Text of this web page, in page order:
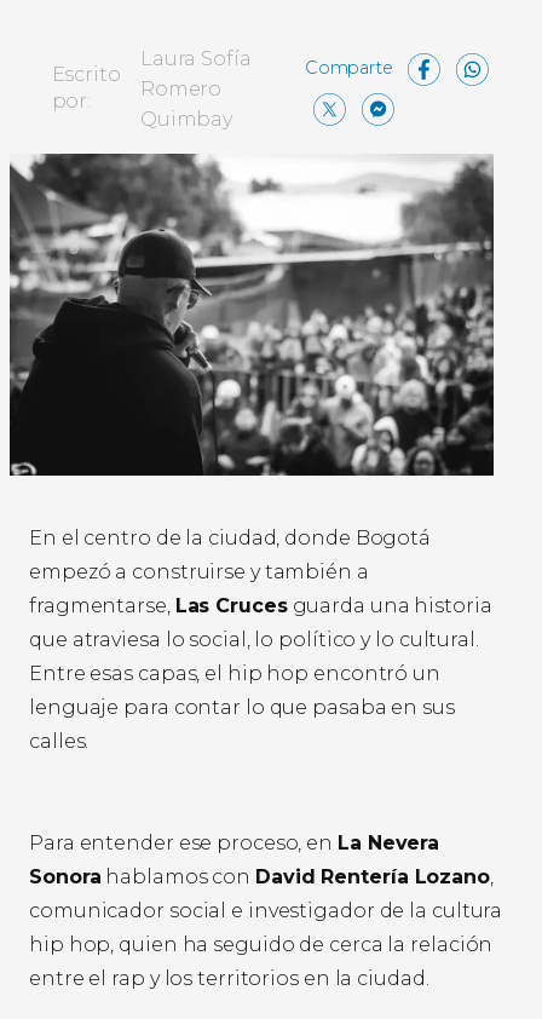
Escrito
por:
Laura Sofía
Romero
Quimbay
X
En el centro de la ciudad, donde Bogotá
empezó a construirse y también a
fragmentarse, Las Crucesguarda una historia
que atraviesa lo social, lo político y lo cultural.
Entre esas capas, el hip hop encontró un
lenguaje para contar lo que pasaba en sus
calles.
Para entender ese proceso, en La Nevera
Sonora hablamos con David Rentería Lozano,
comunicador social e investigador de la cultura
hip hop, quien ha seguido de cerca la relación
entre el rap y los territorios en la ciudad.